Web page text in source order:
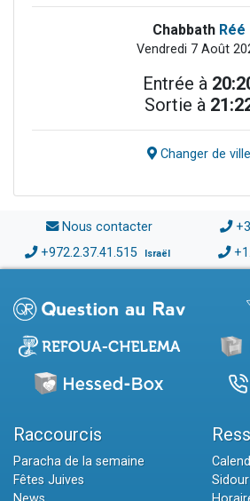
Chabbath Réé
Vendredi 7 Août
Entrée à
Sortie à
Changer de ville
Nous contacter
+972.2.37.41.515 Israël
Raccourcis
Paracha de la semaine
Fêtes Juives